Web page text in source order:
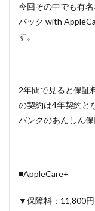
今回その中でも有
パック with
す。
2年間で見ると保証
の契約は4年契約と
バンクのあんしん保
■AppleCare+
▼保障料：11,800